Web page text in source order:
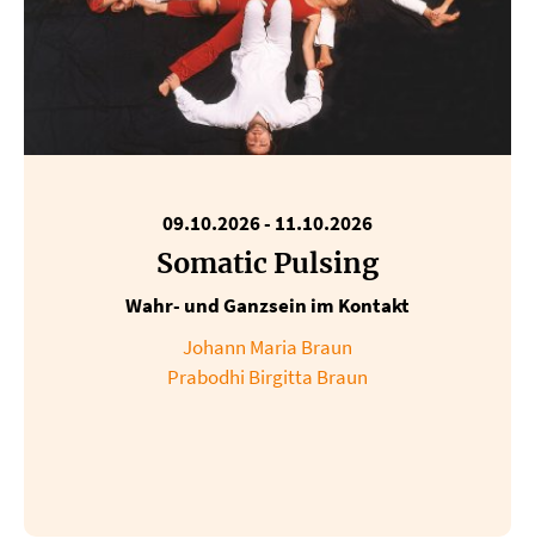
09.10.2026- 11.10.2026
Somatic Pulsing
Wahr- und Ganzsein im Kontakt
Johann Maria Braun
Prabodhi Birgitta Braun